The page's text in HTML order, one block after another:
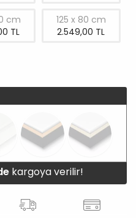
cm
TL
125 x 80 cm
2.549,00 TL
kargoya verilir!